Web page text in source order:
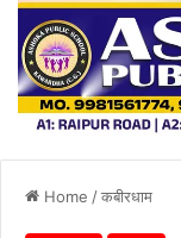
Home /कबीरधाम